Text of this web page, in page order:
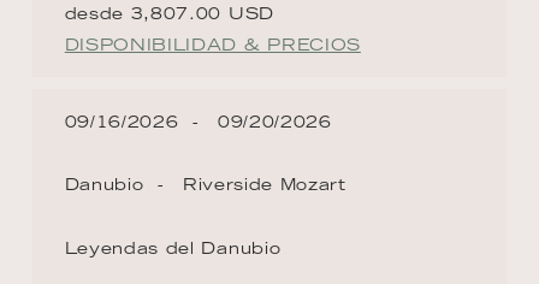
desde 3,807.00 USD
DISPONIBILIDAD & PRECIOS
09/16/2026 09/20/2026
Danubio Riverside Mozart
Leyendas del Danubio